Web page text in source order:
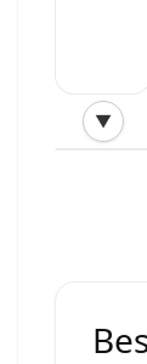
▼
‹